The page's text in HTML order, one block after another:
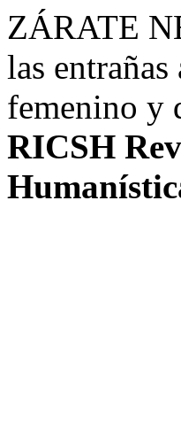
ZÁRATE
las
femenino y
RICSH